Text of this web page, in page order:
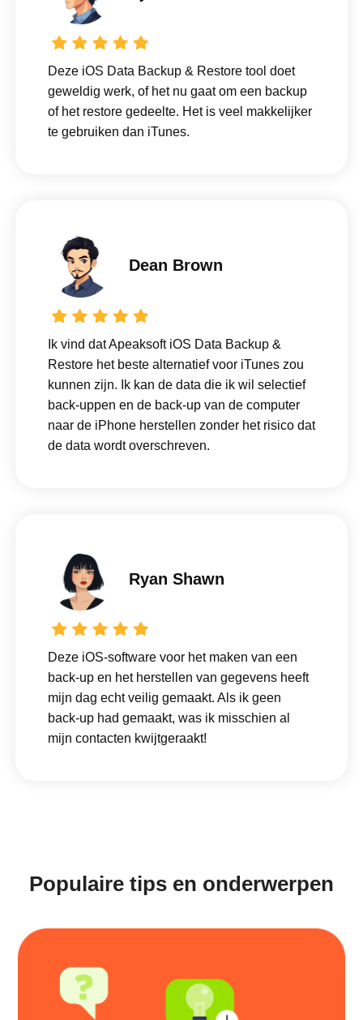
Deze iOS Data Backup & Restore tool doet
geweldig werk, of het nu gaat om een ​​backup
of het restore gedeelte. Het is veel makkelijker
te gebruiken dan iTunes.
Dean Brown
Ik vind dat Apeaksoft iOS Data Backup &
Restore het beste alternatief voor iTunes zou
kunnen zijn. Ik kan de data die ik wil selectief
back-uppen en de back-up van de computer
naar de iPhone herstellen zonder het risico dat
de data wordt overschreven.
Ryan Shawn
Deze iOS-software voor het maken van een
back-up en het herstellen van gegevens heeft
mijn dag echt veilig gemaakt. Als ik geen
back-up had gemaakt, was ik misschien al
mijn contacten kwijtgeraakt!
Populaire tips en onderwerpen